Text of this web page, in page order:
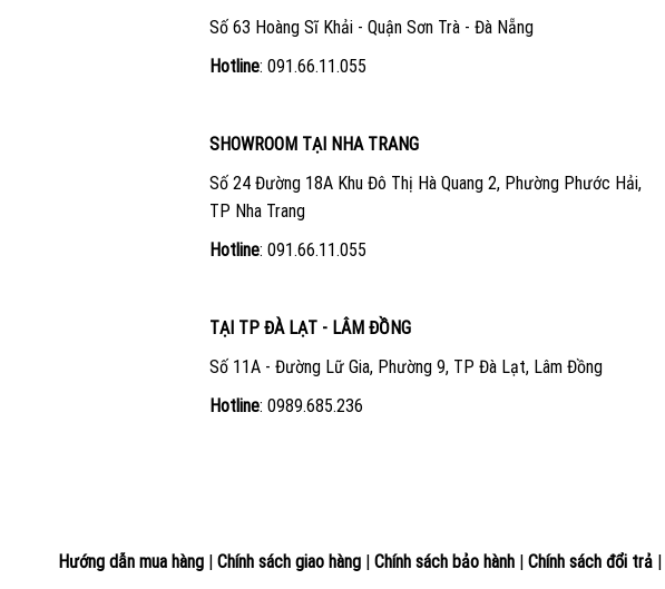
Số 63 Hoàng Sĩ Khải - Quận Sơn Trà - Đà Nẵng
Hotline: 091.66.11.055
SHOWROOM TẠI NHA TRANG
Số 24 Đường 18A Khu Đô Thị Hà Quang 2, Phường Phước Hải,
TP Nha Trang
Hotline: 091.66.11.055
TẠI TP ĐÀ LẠT - LÂM ĐỒNG
Số 11A - Đường Lữ Gia, Phường 9, TP Đà Lạt, Lâm Đồng
Hotline: 0989.685.236
Hướng dẫn mua hàng| Chính sách giao hàng| Chính sách bảo hành| Chính sách đổi trả|